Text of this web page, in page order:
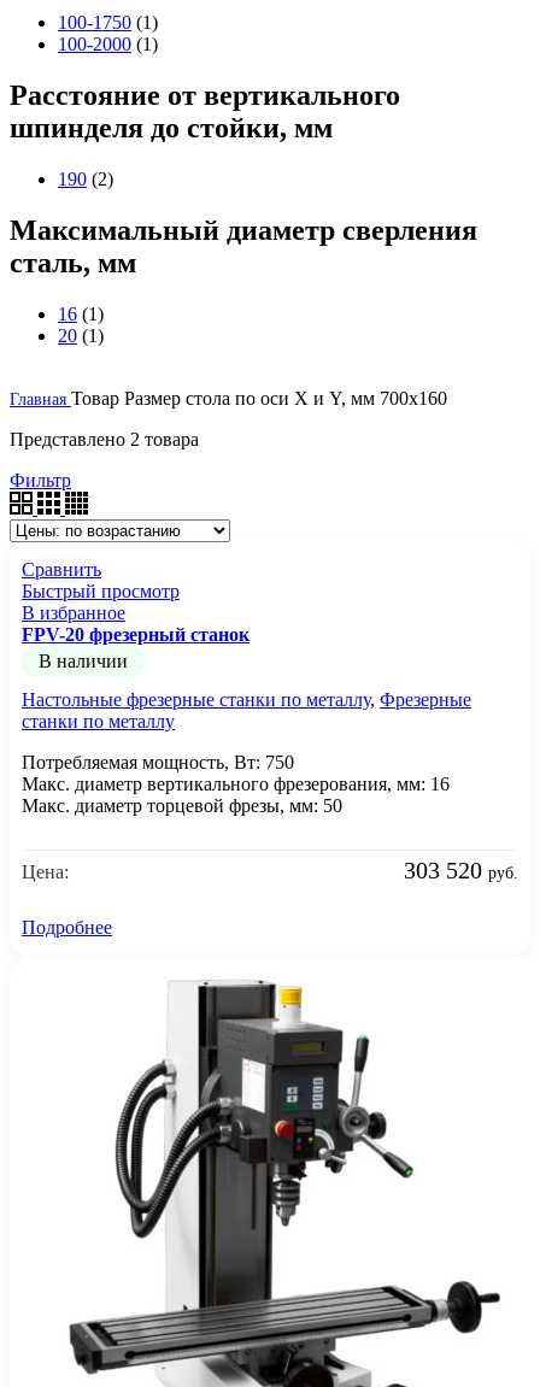
100-1750 (1)
100-2000 (1)
Расстояние от вертикального
шпинделя до стойки, мм
190 (2)
Максимальный диаметр сверления
сталь, мм
16 (1)
20 (1)
Главная Товар Размер стола по оси X и Y, мм 700х160
Представлено 2 товара
Фильтр
Сравнить
Быстрый просмотр
В избранное
FPV-20 фрезерный станок
В наличии
Настольные фрезерные станки по металлу, Фрезерные
станки по металлу
Цена: 303 520 руб.
Потребляемая мощность, Вт: 750
Макс. диаметр вертикального фрезерования, мм: 16
Макс. диаметр торцевой фрезы, мм: 50
Подробнее